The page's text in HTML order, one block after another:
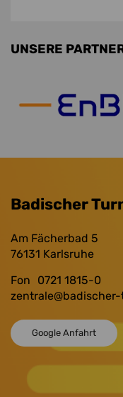
UNSERE
Badischer
Am Fächerbad 5
76131 Karlsruhe
Fon
0721 1815-0
zentrale
Google Anfahrt